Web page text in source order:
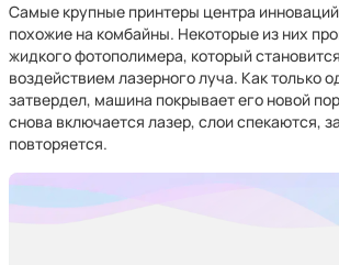
Самые крупные принтеры центра
похожие на комбайны. Некоторые из них
жидкого фотополимера, который
воздействием лазерного луча. Как только
затвердел, машина покрывает его новой
снова включается лазер, слои спекаются,
повторяется.